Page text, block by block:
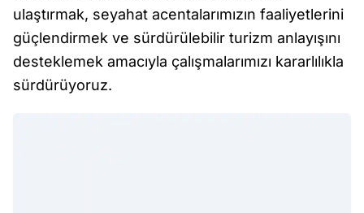
ulaştırmak, seyahat acentalarımızın faaliyetlerini
güçlendirmek ve sürdürülebilir turizm anlayışını
desteklemek amacıyla çalışmalarımızı kararlılıkla
sürdürüyoruz.